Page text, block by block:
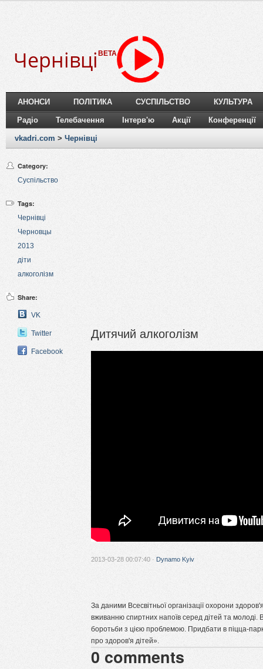
Чернівці BETA
АНОНСИ ПОЛІТИКА СУСПІЛЬСТВО КУЛЬТУРА
Радіо Телебачення Інтерв'ю Акції Конференції
vkadri.com > Чернівці
Category:
Суспільство
Tags:
Чернівці
Черновцы
2013
діти
алкоголізм
Share:
VK
Twitter
Facebook
Дитячий алкоголізм
2013-03-28 00:07:40 · Dynamo Kyiv
За даними Всесвітньої організації охорони
вживанню спиртних напоїв серед дітей та
боротьби з цією проблемою. Придбати в піцца-
про здоров'я дітей».
0 comments